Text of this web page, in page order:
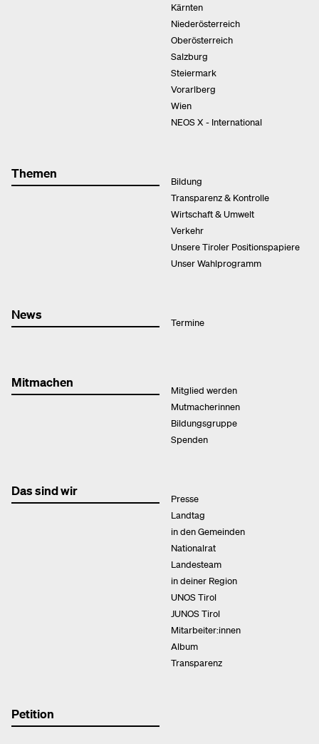
Kärnten
Niederösterreich
Oberösterreich
Salzburg
Steiermark
Vorarlberg
Wien
NEOS X - International
Themen
Bildung
Transparenz & Kontrolle
Wirtschaft & Umwelt
Verkehr
Unsere Tiroler Positionspapiere
Unser Wahlprogramm
News
Termine
Mitmachen
Mitglied werden
Mutmacherinnen
Bildungsgruppe
Spenden
Das sind wir
Presse
Landtag
in den Gemeinden
Nationalrat
Landesteam
in deiner Region
UNOS Tirol
JUNOS Tirol
Mitarbeiter:innen
Album
Transparenz
Petition